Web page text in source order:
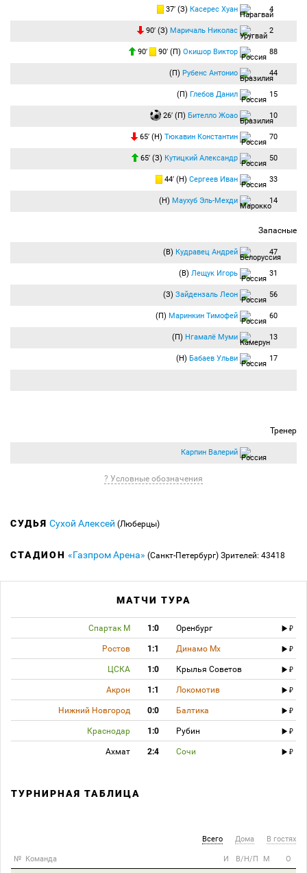
37′ (З) Касерес Хуан 4
90′ (З) Маричаль Николас 2
90′ 90′ (П) Окишор Виктор 88
(П) Рубенс Антонио 44
(П) Глебов Данил 15
26′ (П) Бителло Жоао 10
65′ (Н) Тюкавин Константин 70
65′ (З) Кутицкий Александр 50
44′ (Н) Сергеев Иван 33
(Н) Маухуб Эль-Мехди 14
Запасные
(В) Кудравец Андрей 47
(В) Лещук Игорь 31
(З) Зайдензаль Леон 56
(П) Маринкин Тимофей 60
(П) Нгамалё Муми 13
(Н) Бабаев Ульви 17
Тренер
Карпин Валерий
? Условные обозначения
СУДЬЯ Сухой Алексей (Люберцы)
СТАДИОН «Газпром Арена» (Санкт-Петербург) Зрителей: 43418
МАТЧИ ТУРА
Спартак М 1:0 Оренбург
Ростов 1:1 Динамо Мх
ЦСКА 1:0 Крылья Советов
Акрон 1:1 Локомотив
Нижний Новгород 0:0 Балтика
Краснодар 1:0 Рубин
Ахмат 2:4 Сочи
ТУРНИРНАЯ ТАБЛИЦА
Всего Дома В гостях
№ Команда И В/Н/П М О